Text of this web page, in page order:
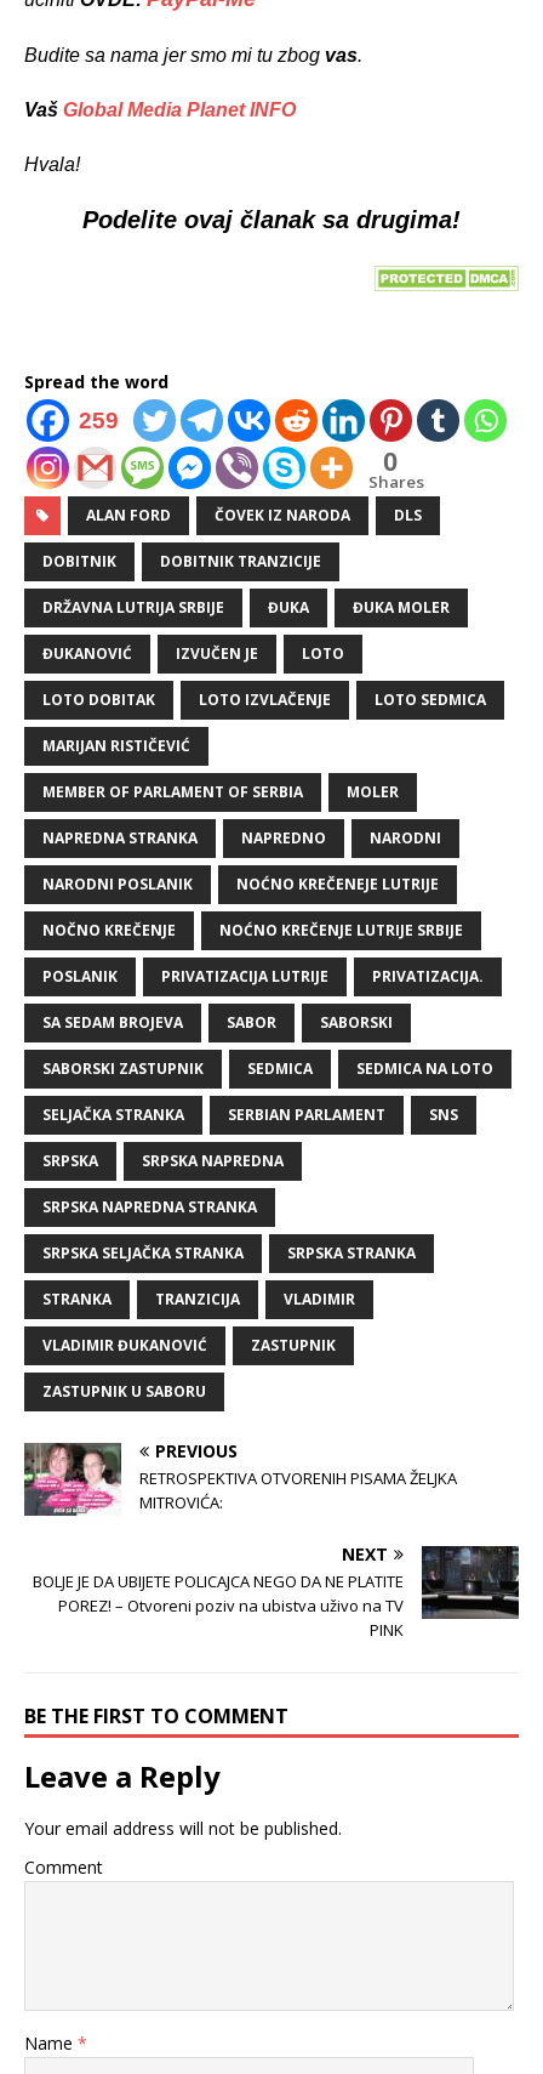
Budite sa nama jer smo mi tu zbog vas.
Vaš Global Media Planet INFO
Hvala!
Podelite ovaj članak sa drugima!
Spread the word
259
0
Shares
ALAN FORD ČOVEK IZ NARODA DLS
DOBITNIK DOBITNIK TRANZICIJE
DRŽAVNA LUTRIJA SRBIJE ĐUKA ĐUKA MOLER
ĐUKANOVIĆ IZVUČEN JE LOTO
LOTO DOBITAK LOTO IZVLAČENJE LOTO SEDMICA
MARIJAN RISTIČEVIĆ
MEMBER OF PARLAMENT OF SERBIA MOLER
NAPREDNA STRANKA NAPREDNO NARODNI
NARODNI POSLANIK NOĆNO KREČENEJE LUTRIJE
NOČNO KREČENJE NOĆNO KREČENJE LUTRIJE SRBIJE
POSLANIK PRIVATIZACIJA LUTRIJE PRIVATIZACIJA.
SA SEDAM BROJEVA SABOR SABORSKI
SABORSKI ZASTUPNIK SEDMICA SEDMICA NA LOTO
SELJAČKA STRANKA SERBIAN PARLAMENT SNS
SRPSKA SRPSKA NAPREDNA
SRPSKA NAPREDNA STRANKA
SRPSKA SELJAČKA STRANKA SRPSKA STRANKA
STRANKA TRANZICIJA VLADIMIR
VLADIMIR ĐUKANOVIĆ ZASTUPNIK
ZASTUPNIK U SABORU
PREVIOUS
RETROSPEKTIVA OTVORENIH PISAMA ŽELJKA
MITROVIĆA:
NEXT
BOLJE JE DA UBIJETE POLICAJCA NEGO DA NE PLATITE
POREZ! – Otvoreni poziv na ubistva uživo na TV
PINK
BE THE FIRST TO COMMENT
Leave a Reply
Your email address will not be published.
Comment
Name *